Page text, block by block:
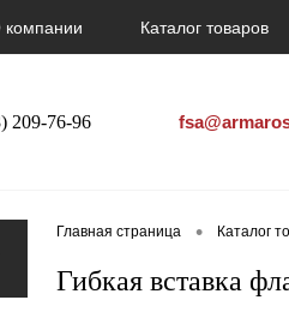
Каталог товаров
209-76-96
Главная страница • Каталог
Гибкая вставка